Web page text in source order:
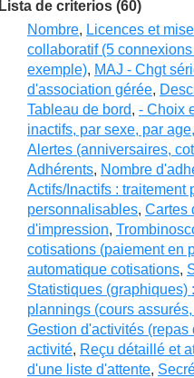
Lista de criterios (60)
Nombre, Licences et
collaboratif (5
exemple), MAJ - Chgt
d'association gérée,
Tableau de bord, - Choix
inactifs, par sexe, par
Alertes (anniversaires,
Adhérents, Nombre
Actifs/Inactifs : traitement
personnalisables, Cartes
d'impression,
cotisations (paiement en
automatique cotisations,
Statistiques (graphiques)
plannings (cours
Gestion d'activités
activité, Reçu détaillé et
d'une liste d'attente,